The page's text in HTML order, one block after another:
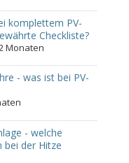
komplettem PV-
Checkliste?
Monaten
- was ist bei PV-
- welche
bei der Hitze